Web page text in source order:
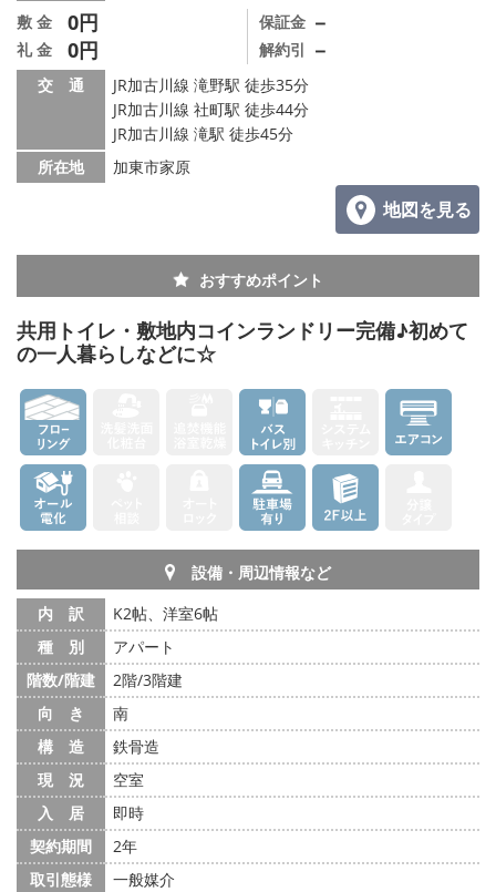
敷 金 0円
礼 金 0円
保証金 －
解約引 －
交 通
JR加古川線 滝野駅 徒歩35分
JR加古川線 社町駅 徒歩44分
JR加古川線 滝駅 徒歩45分
所在地
加東市家原
地図を見る
おすすめポイント
共用トイレ・敷地内コインランドリー完備♪初めて
の一人暮らしなどに☆
設備・周辺情報など
内 訳
K2帖、洋室6帖
種 別
アパート
階数/階建
2階/3階建
向 き
南
構 造
鉄骨造
現 況
空室
入 居
即時
契約期間
2年
取引態様
一般媒介